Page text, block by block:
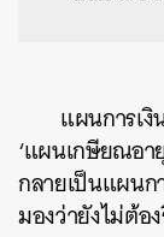
แผนการเ
‘แผนเกษียณอ
กลายเป็นแผน
มองว่ายังไม่ต้